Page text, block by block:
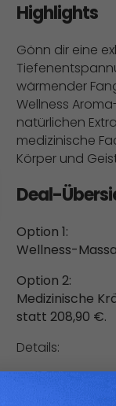
Highlights
Gönn dir eine
wärmender
Wellness
natürlichen
medizinische
Körper und
Deal-
Option 1:
Wellness-
Option 2:
Medizinische
statt 208,90 €.
Details:
Zu der